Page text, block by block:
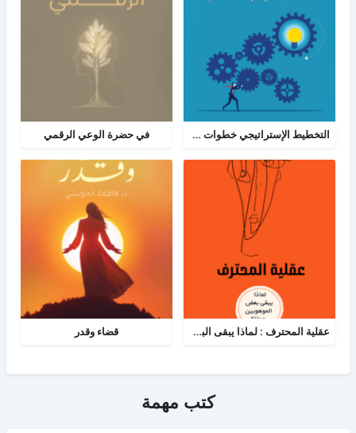
التخطيط الإستراتيجي خطوات ومعرفة: الدليل الإرشادي والبرنامج العملي للتخطيط في حضرة الوعي الرقمي
عقلية المحترف : لماذا يبقى البعض هواة رغم الموهبة؟ قضاء وقدر
كتب مهمة